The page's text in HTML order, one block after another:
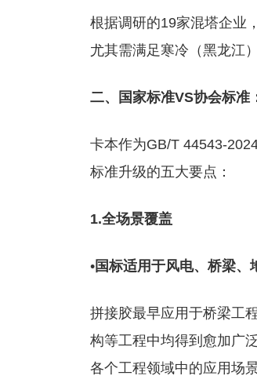
根据调研的19家混塔企业
尤其需满足寒冷（黑龙江
二、国家标准VS协会标准
卡本作为GB/T 44543-
标准升级的五大要点：
1.全场景覆盖
•国标适用于风电、桥梁、
拼接胶最早应用于桥梁工
构等工程中均得到愈加广
各个工程领域中的应用场